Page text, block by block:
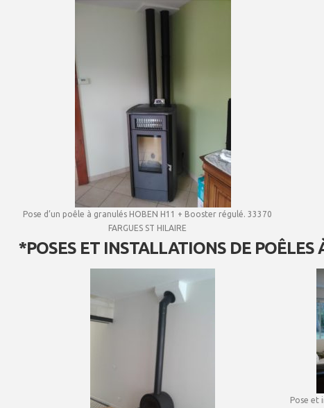
Pose d’un poêle à granulés HOBEN H11 + Booster régulé. 33370
FARGUES ST HILAIRE
*POSES ET INSTALLATIONS DE POÊLES
Pose et